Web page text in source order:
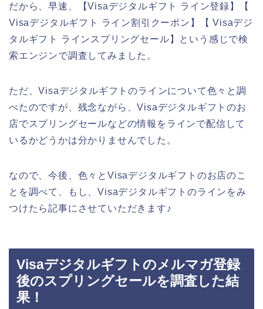
だから、早速、【Visaデジタルギフト ライン登録】【
Visaデジタルギフト ライン割引クーポン】【 Visaデジ
タルギフト ラインスプリングセール】という感じで検
索エンジンで調査してみました。
ただ、Visaデジタルギフトのラインについて色々と調
べたのですが、残念ながら、Visaデジタルギフトのお
店でスプリングセールなどの情報をラインで配信して
いるかどうかは分かりませんでした。
なので、今後、色々とVisaデジタルギフトのお店のこ
とを調べて、もし、Visaデジタルギフトのラインをみ
つけたら記事にさせていただきます♪
Visaデジタルギフトのメルマガ登録
後のスプリングセールを調査した結
果！